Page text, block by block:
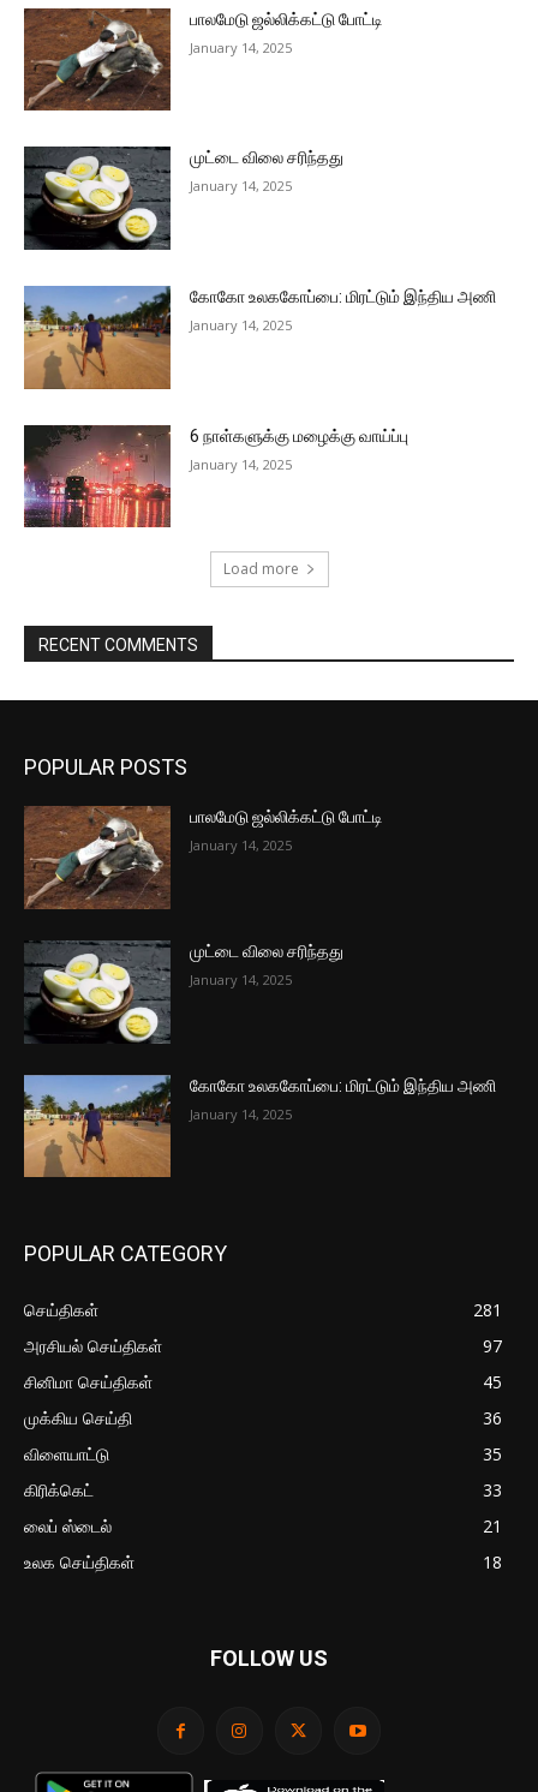
பாலமேடு ஜல்லிக்கட்டு போட்டி
January 14, 2025
முட்டை விலை சரிந்தது
January 14, 2025
கோகோ உலககோப்பை: மிரட்டும் இந்திய அணி
January 14, 2025
6 நாள்களுக்கு மழைக்கு வாய்ப்பு
January 14, 2025
Load more
RECENT COMMENTS
POPULAR POSTS
பாலமேடு ஜல்லிக்கட்டு போட்டி
January 14, 2025
முட்டை விலை சரிந்தது
January 14, 2025
கோகோ உலககோப்பை: மிரட்டும் இந்திய அணி
January 14, 2025
POPULAR CATEGORY
செய்திகள்
281
அரசியல் செய்திகள்
97
சினிமா செய்திகள்
45
முக்கிய செய்தி
36
விளையாட்டு
35
கிரிக்கெட்
33
லைப் ஸ்டைல்
21
உலக செய்திகள்
18
FOLLOW US